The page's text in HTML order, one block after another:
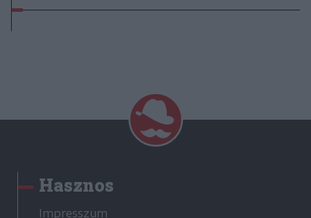
Hasznos
Impresszum